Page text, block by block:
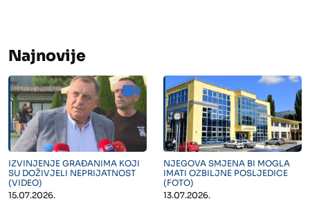
Najnovije
" alt="">
IZVINJENJE GRAĐANIMA KOJI
SU DOŽIVJELI NEPRIJATNOST
(VIDEO)
15.07.2026.
" alt="">
NJEGOVA SMJENA BI MOGLA
IMATI OZBILJNE POSLJEDICE
(FOTO)
13.07.2026.